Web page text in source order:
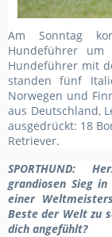
Am Sonntag
Hundeführer
Hundeführer mit
standen fünf
Norwegen und
aus Deutschland,
ausgedrückt: 18
Retriever.
SPORTHUND:
grandiosen Sieg in
einer
Beste der Welt zu
dich angefühlt?